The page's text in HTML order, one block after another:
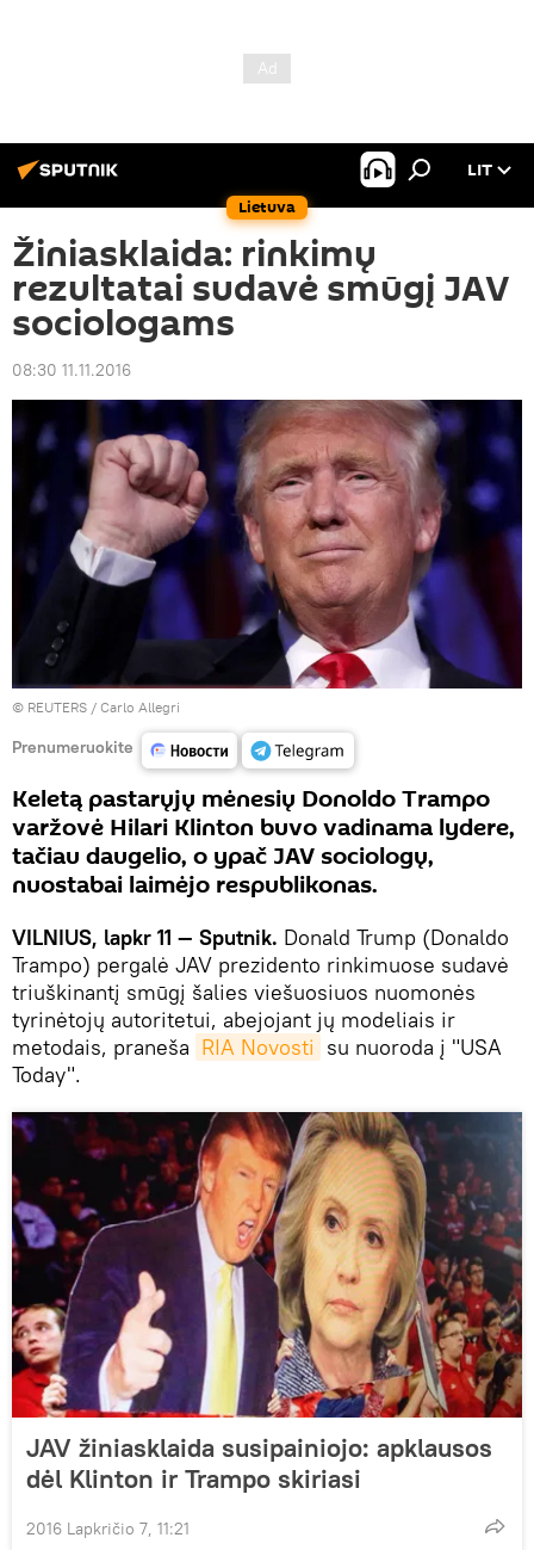
Lietuva
LIT
Žiniasklaida: rinkimų
rezultatai sudavė smūgį JAV
sociologams
08:30 11.11.2016
© REUTERS / Carlo Allegri
Prenumeruokite
Keletą pastarųjų mėnesių Donoldo Trampo
varžovė Hilari Klinton buvo vadinama lydere,
tačiau daugelio, o ypač JAV sociologų,
nuostabai laimėjo respublikonas.
VILNIUS, lapkr 11 — Sputnik. Donald Trump (Donaldo
Trampo) pergalė JAV prezidento rinkimuose sudavė
triuškinantį smūgį šalies viešuosiuos nuomonės
tyrinėtojų autoritetui, abejojant jų modeliais ir
metodais, praneša RIA Novosti su nuoroda į "USA
Today".
JAV žiniasklaida susipainiojo: apklausos
dėl Klinton ir Trampo skiriasi
2016 Lapkričio 7, 11:21